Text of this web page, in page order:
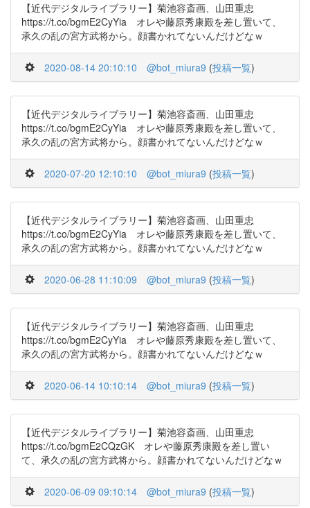
【近代デジタルライブラリー】菊池容斎画、山田重忠
https://t.co/bgmE2CyYia オレや藤原秀康殿を差し置いて、
承久の乱の宮方武将から。顔書かれてないんだけどなｗ
2020-08-14 20:10:10 @bot_miura9 (投稿一覧)
【近代デジタルライブラリー】菊池容斎画、山田重忠
https://t.co/bgmE2CyYia オレや藤原秀康殿を差し置いて、
承久の乱の宮方武将から。顔書かれてないんだけどなｗ
2020-07-20 12:10:10 @bot_miura9 (投稿一覧)
【近代デジタルライブラリー】菊池容斎画、山田重忠
https://t.co/bgmE2CyYia オレや藤原秀康殿を差し置いて、
承久の乱の宮方武将から。顔書かれてないんだけどなｗ
2020-06-28 11:10:09 @bot_miura9 (投稿一覧)
【近代デジタルライブラリー】菊池容斎画、山田重忠
https://t.co/bgmE2CyYia オレや藤原秀康殿を差し置いて、
承久の乱の宮方武将から。顔書かれてないんだけどなｗ
2020-06-14 10:10:14 @bot_miura9 (投稿一覧)
【近代デジタルライブラリー】菊池容斎画、山田重忠
https://t.co/bgmE2CQzGK オレや藤原秀康殿を差し置い
て、承久の乱の宮方武将から。顔書かれてないんだけどなｗ
2020-06-09 09:10:14 @bot_miura9 (投稿一覧)